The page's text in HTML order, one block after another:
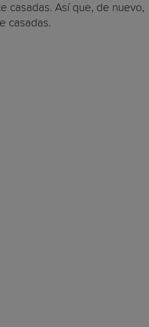
casadas. Así que, de nuevo,
casadas.